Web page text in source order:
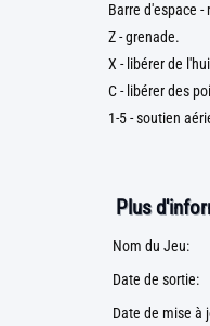
Barre d'espace -
Z - grenade.
X - libérer de
C - libérer des
1-5 - soutien
Plus
Nom du Jeu:
Date de sortie:
Date de mise à